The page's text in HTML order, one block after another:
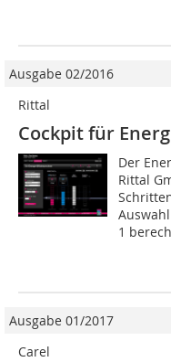
Ausgabe 02/2016
Rittal
Cockpit für
Der
Rittal
1
Ausgabe 01/2017
Carel